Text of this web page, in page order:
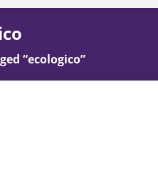
“ecologico”